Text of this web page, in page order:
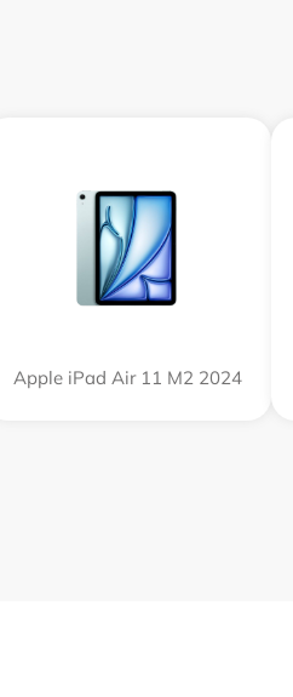
Apple iPad Air 11 M2 2024